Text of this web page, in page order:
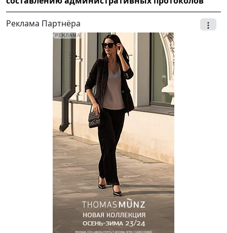
Реклама Партнёра